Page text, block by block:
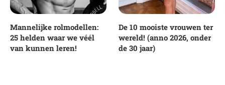
Mannelijke rolmodellen:
25 helden waar we véél
van kunnen leren!
De 10 mooiste vrouwen ter
wereld! (anno 2026, onder
de 30 jaar)